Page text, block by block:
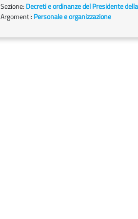
Sezione: Decreti e ordinanze del Presidente
Argomenti: Personale e organizzazione